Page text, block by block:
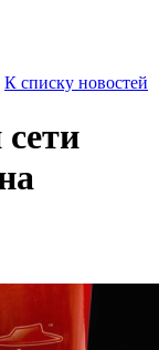
К списку новостей